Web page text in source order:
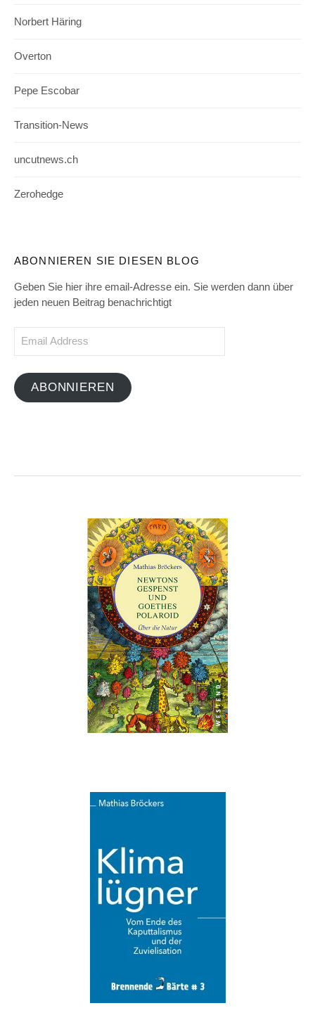
Norbert Häring
Overton
Pepe Escobar
Transition-News
uncutnews.ch
Zerohedge
ABONNIEREN SIE DIESEN BLOG
Geben Sie hier ihre email-Adresse ein. Sie werden dann über
jeden neuen Beitrag benachrichtigt
ABONNIEREN